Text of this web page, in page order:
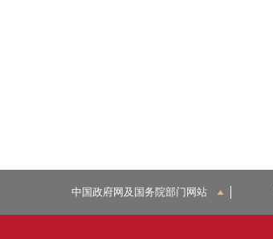
中国政府网及国务院部门网站